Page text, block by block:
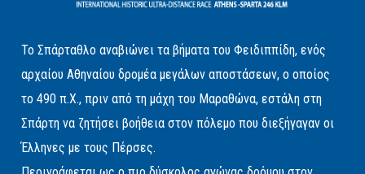
Το Σπάρταθλο αναβιώνει τα βήματα του Φειδιππίδη, ενός
αρχαίου Αθηναίου δρομέα μεγάλων αποστάσεων, ο οποίος
το 490 π.Χ., πριν από τη μάχη του Μαραθώνα, εστάλη στη
Σπάρτη να ζητήσει βοήθεια στον πόλεμο που διεξήγαγαν οι
Έλληνες με τους Πέρσες.